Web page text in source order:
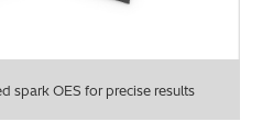
spark OES for precise results